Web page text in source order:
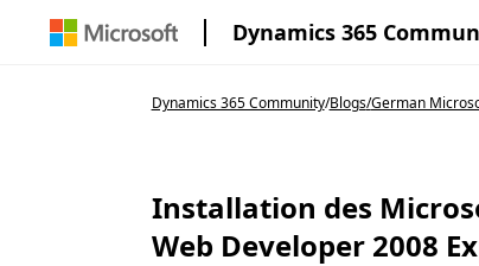
Dynamics 365
Dynamics 365 Community/Blogs/German
Installation des
Web Developer 2008